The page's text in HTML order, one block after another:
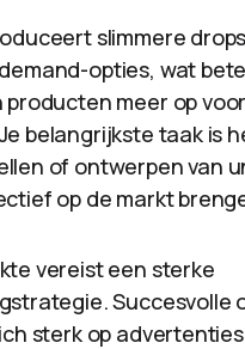
slimmere
opties, wat
producten meer op
belangrijkste taak is
of ontwerpen van
op de markt
vereist een sterke
Succesvolle
sterk op